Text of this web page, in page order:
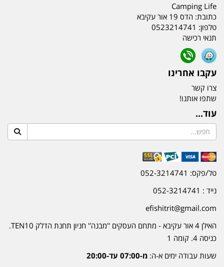
Camping Life
כתובת: הדס 19 אור עקיבא
טלפון: 0523214741
תנאי רכישה
עקבו אחרינו
צרו קשר
שתפו אותנו!
עוד...
טל/פקס: 052-3214741
נייד : 052-3214741
efishitrit@gmail.com
האילן 4 אור עקיבא - מתחם העסקים ''מבנה'' חניון תחנת הדלק TEN10.
כניסה 4. קומה 1
שעות עבודה ימים א-ה: מ-07:00 עד-20:00